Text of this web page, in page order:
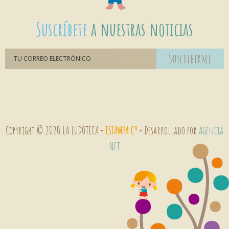
Suscríbetea nuestras noticias
Suscribirme
Copyright © 2020 LA LUDOTECA • ESTAMPA Cº • Desarrollado porAgencia
NET